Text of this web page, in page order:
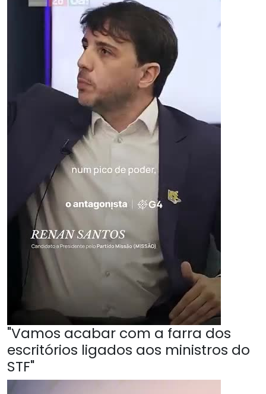
"Vamos acabar com a farra dos
escritórios ligados aos ministros do
STF"